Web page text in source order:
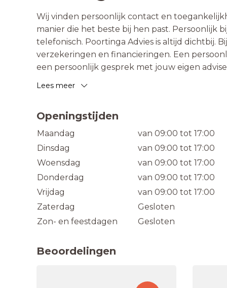
Wij vinden persoonlijk contact en
manier die het beste bij hen past. Persoonlijk
telefonisch. Poortinga Advies is altijd dichtbij.
verzekeringen en financieringen. Een
een persoonlijk gesprek met jouw eigen
Lees meer
Openingstijden
Maandag
van 09:00 tot 17:00
Dinsdag
van 09:00 tot 17:00
Woensdag
van 09:00 tot 17:00
Donderdag
van 09:00 tot 17:00
Vrijdag
van 09:00 tot 17:00
Zaterdag
Gesloten
Zon- en feestdagen
Gesloten
Beoordelingen